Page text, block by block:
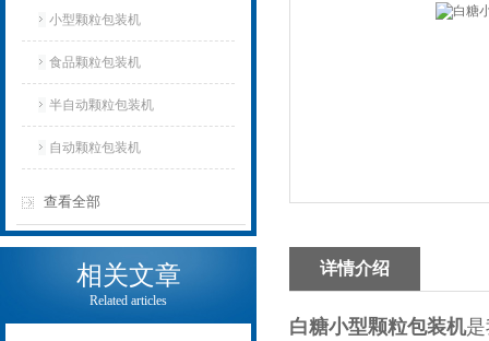
小型颗粒包装机
食品颗粒包装机
半自动颗粒包装机
自动颗粒包装机
查看全部
相关文章
Related articles
详情介绍
白糖小型颗粒包装机